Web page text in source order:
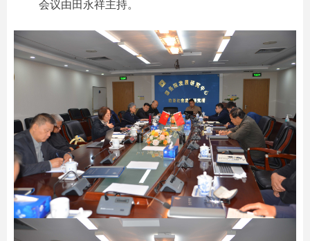
会议由田永祥主持。